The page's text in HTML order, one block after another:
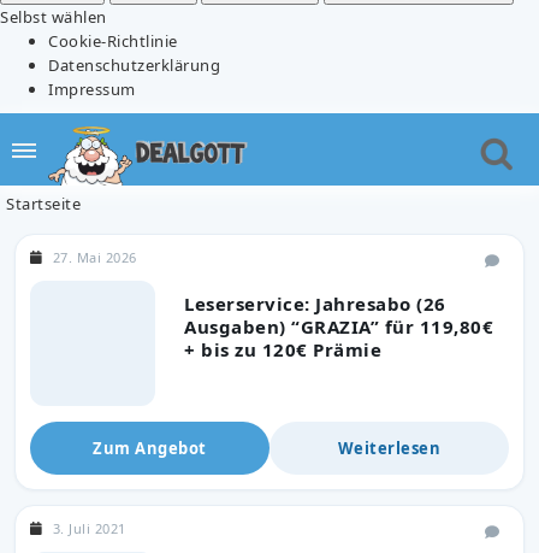
Selbst wählen
Cookie-Richtlinie
Datenschutzerklärung
Impressum
Startseite
Leserservice: Jahresabo (26
Ausgaben) “GRAZIA” für 119,80€
+ bis zu 120€ Prämie
27. Mai 2026
Zum Angebot Weiterlesen
3. Juli 2021